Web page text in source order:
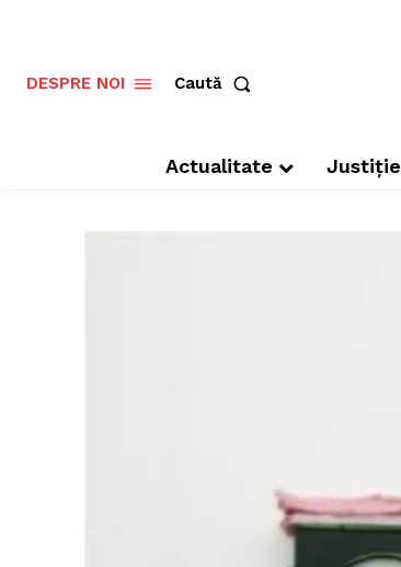
DESPRE NOI Caută
Actualitate Justiție